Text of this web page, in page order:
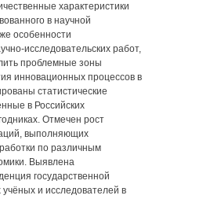
характеристики
в научной
особенности
исследовательских работ,
проблемные зоны
инновационных процессов в
статистические
в Российских
Отмечен рост
выполняющих
по различным
Выявлена
государственной
и исследователей в